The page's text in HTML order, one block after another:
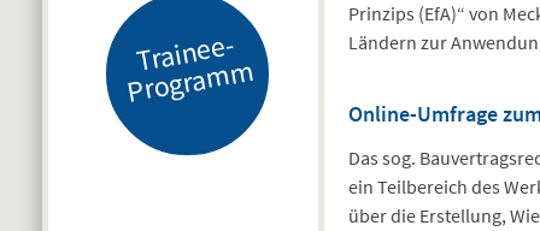
Tr
ai
n
e
e-
Pr
o
gr
a
m
m
Prinzips (EfA)“ von
Ländern zur
Online-Umfrage
Das sog.
ein Teilbereich des
über die Erstellung,